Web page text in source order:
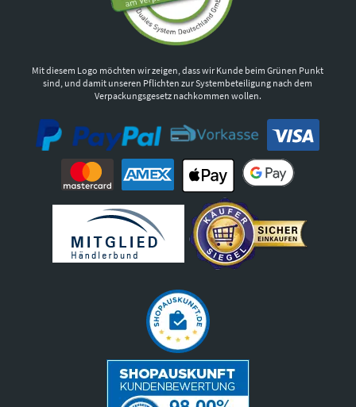
Mit diesem Logo möchten wir zeigen, dass wir Kunde beim Grünen Punkt
sind, und damit unseren Pflichten zur Systembeteiligung nach dem
Verpackungsgesetz nachkommen wollen.